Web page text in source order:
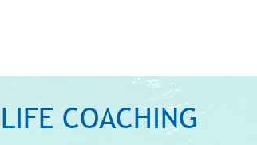
LIFE COACHING